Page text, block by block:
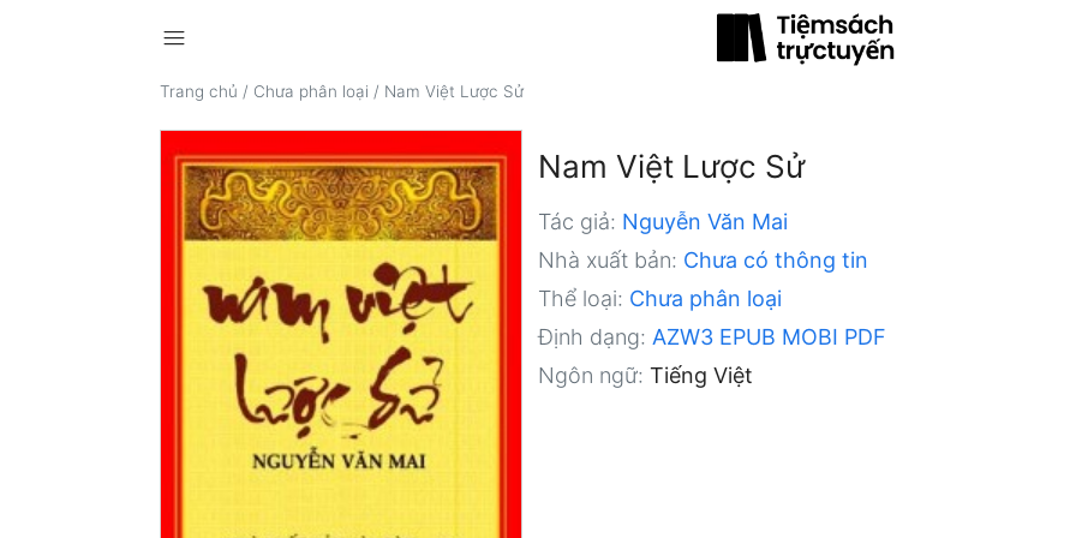
menu
Trang chủ / Chưa phân loại / Nam Việt Lược Sử
Nam Việt Lược Sử
Tác giả: Nguyễn Văn Mai
Nhà xuất bản: Chưa có thông tin
Thể loại: Chưa phân loại
Định dạng: AZW3 EPUB MOBI PDF
Ngôn ngữ: Tiếng Việt